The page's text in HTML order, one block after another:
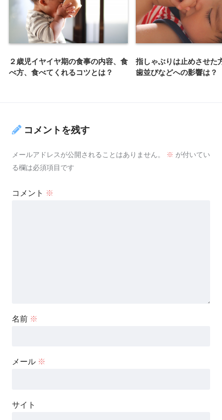
２歳児イヤイヤ期の食事の内容、食
べ方、食べてくれるコツとは？
指しゃぶりは止めさせた
歯並びなどへの影響は？
コメントを残す
メールアドレスが公開されることはありません。 ※ が付いてい
る欄は必須項目です
コメント ※
名前 ※
メール ※
サイト